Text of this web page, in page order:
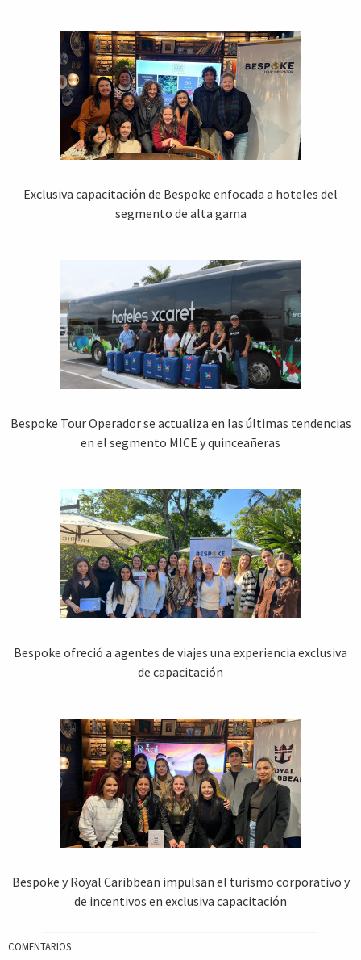
Exclusiva capacitación de Bespoke enfocada a hoteles del
segmento de alta gama
Bespoke Tour Operador se actualiza en las últimas tendencias
en el segmento MICE y quinceañeras
Bespoke ofreció a agentes de viajes una experiencia exclusiva
de capacitación
Bespoke y Royal Caribbean impulsan el turismo corporativo y
de incentivos en exclusiva capacitación
COMENTARIOS